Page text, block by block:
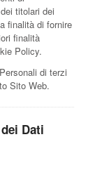
titolari dei
finalità di fornire
finalità
Policy.
di terzi
Sito Web.
Dati